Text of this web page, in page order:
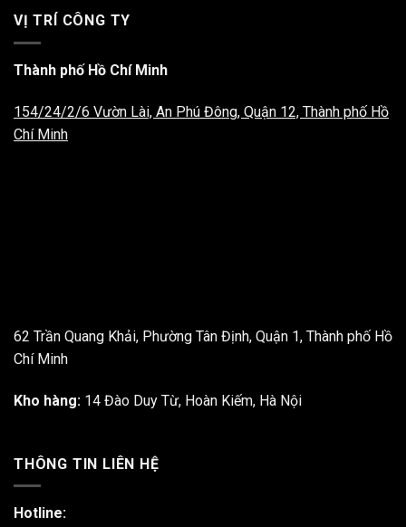
tùy
VỊ TRÍ CÔNG TY
Thành phố Hồ Chí Minh
154/24/2/6 Vườn Lài, An Phú Đông, Quận 12, Thành phố Hồ
Chí Minh
62 Trần Quang Khải, Phường Tân Định, Quận 1, Thành phố Hồ
Chí Minh
Kho hàng: 14 Đào Duy Từ, Hoàn Kiếm, Hà Nội
THÔNG TIN LIÊN HỆ
Hotline: